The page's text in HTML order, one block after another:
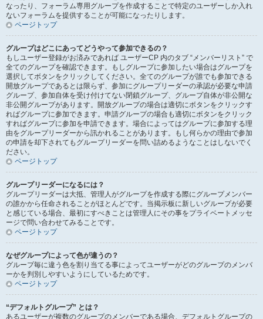
なったり、フォーラム専用グループを作成することで特定のユーザーしか入れ
ないフォーラムを提供することが可能になったりします。
ページトップ
グループはどこにあってどうやって参加できるの？
もしユーザー登録がお済みであれば ユーザーCP 内のタブ “メンバーリスト” で
全てのグループを確認できます。もしグループに参加したい場合はグループを
選択してボタンをクリックしてください。全てのグループが誰でも参加できる
開放グループであるとは限らず、参加にグループリーダーの承認が必要な申請
グループ、参加自体を受け付けてない閉鎖グループ、グループ自体が非公開な
非公開グループがあります。開放グループの場合は適切にボタンをクリックす
ればグループに参加できます。申請グループの場合も適切にボタンをクリック
すればグループに参加を申請できます。場合によってはグループに参加する理
由をグループリーダーから訊かれることがあります。もし何らかの理由で参加
の申請を却下されてもグループリーダーを問い詰めるようなことはしないでく
ださい。
ページトップ
グループリーダーになるには？
グループリーダーは大抵、管理人がグループを作成する際にグループメンバー
の誰かから任命されることがほとんどです。当掲示板に新しいグループが必要
と感じている場合、最初にすべきことは管理人にその事をプライベートメッセ
ージで問い合わせてみることです。
ページトップ
なぜグループによって色が違うの？
グループ毎に違う色を割り当てる事によってユーザーがどのグループのメンバ
ーかを判別しやすいようにしているためです。
ページトップ
“デフォルトグループ” とは？
あるユーザーが複数のグループのメンバーである場合、デフォルトグループの